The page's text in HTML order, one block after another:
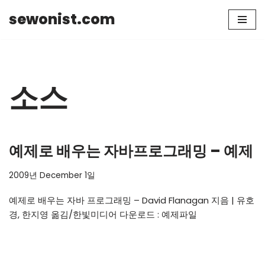
sewonist.com
소스
예제로 배우는 자바프로그래밍 – 예제
2009년 December 1일
예제로 배우는 자바 프로그래밍 – David Flanagan 지음 | 유호
경, 한지영 옮김/한빛미디어 다운로드 : 예제파일